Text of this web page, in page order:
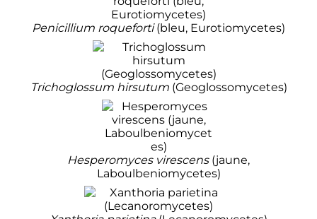
Penicillium roqueforti(bleu, Eurotiomycetes)
Trichoglossum hirsutum(Geoglossomycetes)
Hesperomyces virescens(jaune,
Laboulbeniomycetes)